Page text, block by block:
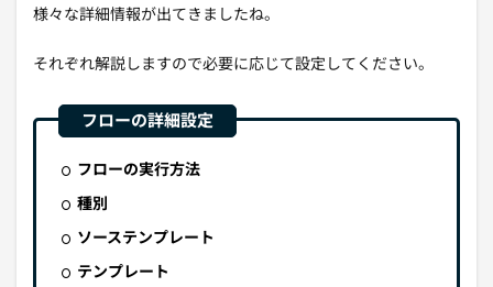
様々な詳細情報が出てきましたね。
それぞれ解説しますので必要に応じて設定してください。
フローの実行方法
種別
ソーステンプレート
テンプレート